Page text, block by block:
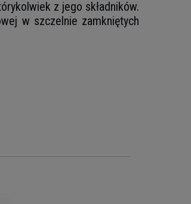
z jego składników.
w szczelnie zamkniętych